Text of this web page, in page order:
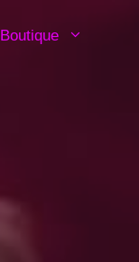
Boutique